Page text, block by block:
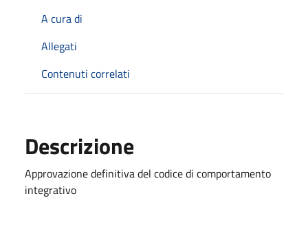
A cura di
Allegati
Contenuti correlati
Descrizione
Approvazione definitiva del codice di comportamento
integrativo